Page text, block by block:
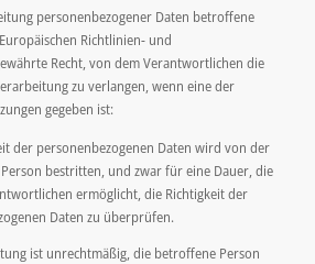
personenbezogener Daten betroffene
Richtlinien- und
Recht, von dem Verantwortlichen die
zu verlangen, wenn eine der
gegeben ist:
der personenbezogenen Daten wird von der
bestritten, und zwar für eine Dauer, die
ermöglicht, die Richtigkeit der
Daten zu überprüfen.
ist unrechtmäßig, die betroffene Person